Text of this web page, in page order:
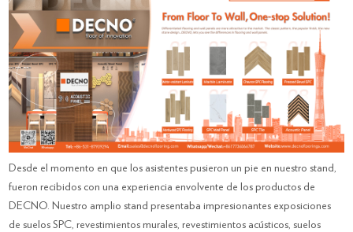
Desde el momento en que los asistentes pusieron un pie en nuestro stand,
fueron recibidos con una experiencia envolvente de los productos de
DECNO. Nuestro amplio stand presentaba impresionantes exposiciones
de suelos SPC, revestimientos murales, revestimientos acústicos, suelos